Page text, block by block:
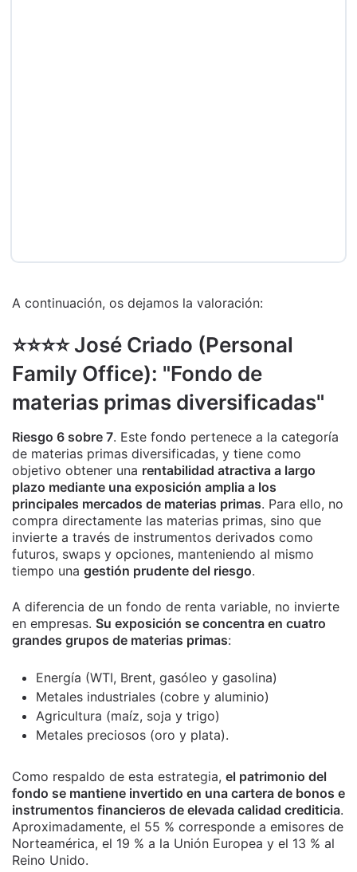
A continuación, os dejamos la valoración:
⭐️⭐️⭐️⭐️ José Criado (Personal
Family Office): "Fondo de
materias primas diversificadas"
Riesgo 6 sobre 7. Este fondo pertenece a la categoría
de materias primas diversificadas, y tiene como
objetivo obtener una rentabilidad atractiva a largo
plazo mediante una exposición amplia a los
principales mercados de materias primas. Para ello, no
compra directamente las materias primas, sino que
invierte a través de instrumentos derivados como
futuros, swaps y opciones, manteniendo al mismo
tiempo una gestión prudente del riesgo.
A diferencia de un fondo de renta variable, no invierte
en empresas. Su exposición se concentra en cuatro
grandes grupos de materias primas:
Energía (WTI, Brent, gasóleo y gasolina)
Metales industriales (cobre y aluminio)
Agricultura (maíz, soja y trigo)
Metales preciosos (oro y plata).
Como respaldo de esta estrategia, el patrimonio del
fondo se mantiene invertido en una cartera de bonos e
instrumentos financieros de elevada calidad crediticia.
Aproximadamente, el 55 % corresponde a emisores de
Norteamérica, el 19 % a la Unión Europea y el 13 % al
Reino Unido.